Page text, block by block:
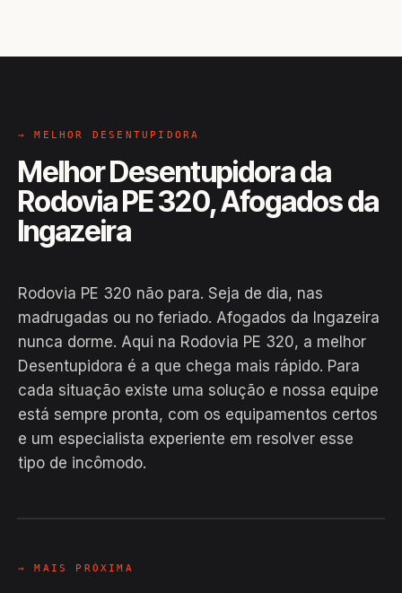
→ MELHOR DESENTUPIDORA
Melhor Desentupidora da
Rodovia PE 320, Afogados da
Ingazeira
Rodovia PE 320 não para. Seja de dia, nas
madrugadas ou no feriado. Afogados da Ingazeira
nunca dorme. Aqui na Rodovia PE 320, a melhor
Desentupidora é a que chega mais rápido. Para
cada situação existe uma solução e nossa equipe
está sempre pronta, com os equipamentos certos
e um especialista experiente em resolver esse
tipo de incômodo.
Hiroshiro · Rodovia PE 320,
→ MAIS PRÓXIMA